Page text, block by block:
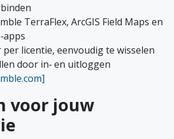
TerraFlex, ArcGIS Field Maps en
licentie, eenvoudig te wisselen
door in‑ en uitloggen
voor jouw